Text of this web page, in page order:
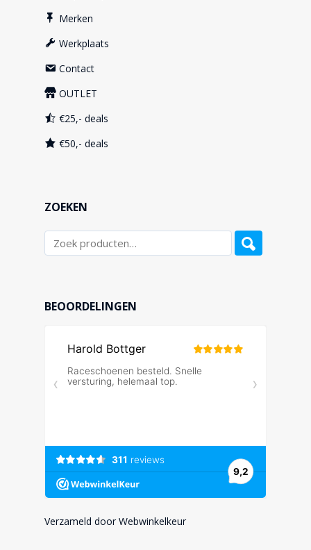
Merken
Werkplaats
Contact
OUTLET
€25,- deals
€50,- deals
ZOEKEN
BEOORDELINGEN
Verzameld door Webwinkelkeur